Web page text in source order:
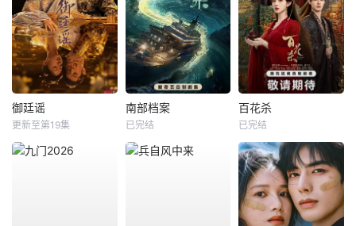
御廷谣
更新至第19集
南部档案
已完结
百花杀
已完结